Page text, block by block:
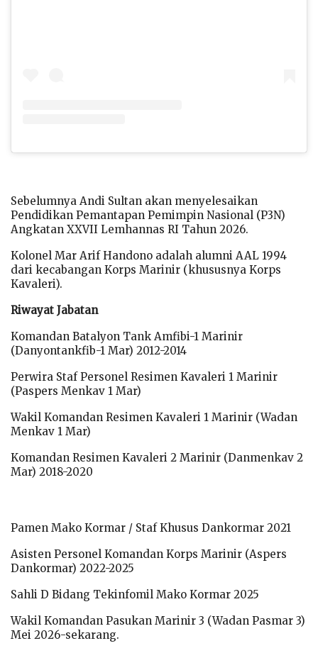
Sebelumnya Andi Sultan akan menyelesaikan
Pendidikan Pemantapan Pemimpin Nasional (P3N)
Angkatan XXVII Lemhannas RI Tahun 2026.
Kolonel Mar Arif Handono adalah alumni AAL 1994
dari kecabangan Korps Marinir (khususnya Korps
Kavaleri).
Riwayat Jabatan
Komandan Batalyon Tank Amfibi-1 Marinir
(Danyontankfib-1 Mar) 2012-2014
Perwira Staf Personel Resimen Kavaleri 1 Marinir
(Paspers Menkav 1 Mar)
Wakil Komandan Resimen Kavaleri 1 Marinir (Wadan
Menkav 1 Mar)
Komandan Resimen Kavaleri 2 Marinir (Danmenkav 2
Mar) 2018-2020
Pamen Mako Kormar / Staf Khusus Dankormar 2021
Asisten Personel Komandan Korps Marinir (Aspers
Dankormar) 2022-2025
Sahli D Bidang Tekinfomil Mako Kormar 2025
Wakil Komandan Pasukan Marinir 3 (Wadan Pasmar 3)
Mei 2026-sekarang.